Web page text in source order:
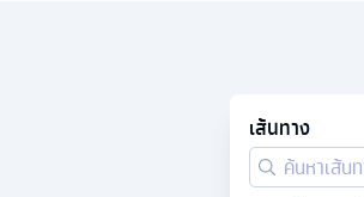
เส้นทาง